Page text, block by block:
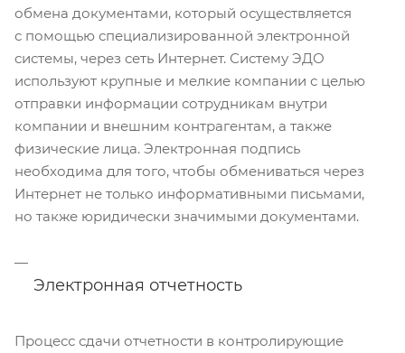
обмена документами, который осуществляется
с помощью специализированной электронной
системы, через сеть Интернет. Систему ЭДО
используют крупные и мелкие компании с целью
отправки информации сотрудникам внутри
компании и внешним контрагентам, а также
физические лица. Электронная подпись
необходима для того, чтобы обмениваться через
Интернет не только информативными письмами,
но также юридически значимыми документами.
Электронная отчетность
Процесс сдачи отчетности в контролирующие